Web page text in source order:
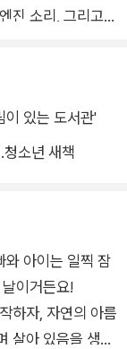
진 소리, 그리고
다. 어둠을 바탕
또렷해진 소리들
나비와 새들과 나
에서 함께 몸을
세하게 보여 독자
를 반복하게 된
아주 특별한 이야
있는 도서관'
소년 새책
와 아이는 일찍 잠
이거든요!
하자, 자연의 아름
살아 있음을 생생